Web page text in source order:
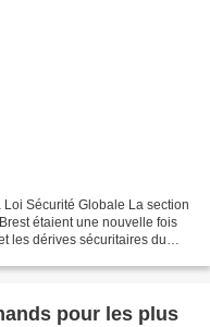
Sécurité Globale La section
étaient une nouvelle fois
les dérives sécuritaires du
pour les plus